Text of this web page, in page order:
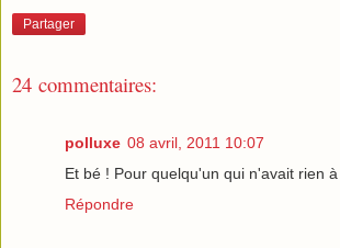
Partager
24 commentaires:
polluxe 08 avril, 2011 10:07
Et bé ! Pour quelqu'un qui n'avait rien
Répondre